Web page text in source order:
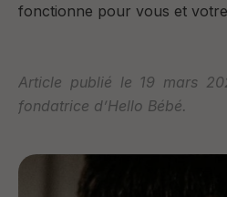
fonctionne pour vous et
Article publié le 19 mars
fondatrice d’Hello Bébé.